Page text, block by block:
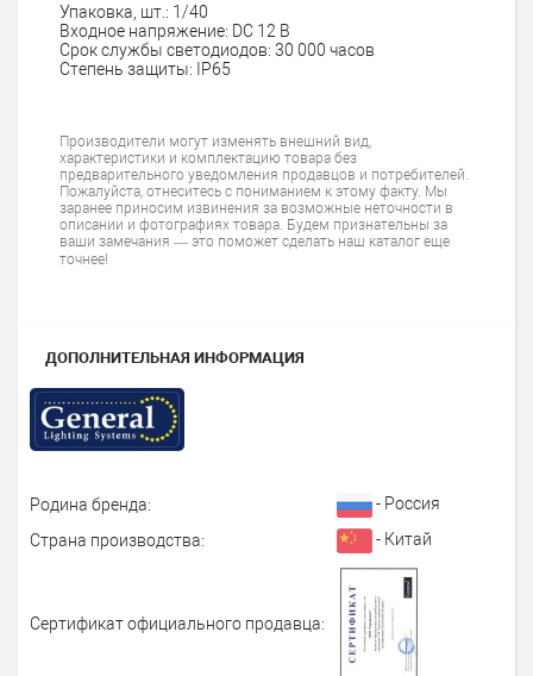
Упаковка, шт.: 1/40
Входное напряжение: DC 12 В
Срок службы светодиодов: 30 000 часов
Степень защиты: IP65
Производители могут изменять внешний вид,
характеристики и комплектацию товара без
предварительного уведомления продавцов и потребителей.
Пожалуйста, отнеситесь с пониманием к этому факту. Мы
заранее приносим извинения за возможные неточности в
описании и фотографиях товара. Будем признательны за
ваши замечания — это поможет сделать наш каталог еще
точнее!
ДОПОЛНИТЕЛЬНАЯ ИНФОРМАЦИЯ
Родина бренда:
- Россия
Страна производства:
- Китай
Сертификат официального продавца: